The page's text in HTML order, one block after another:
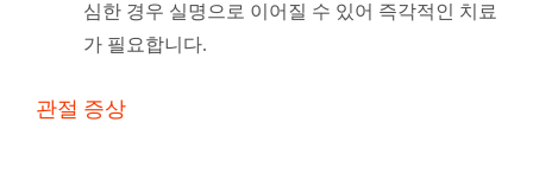
심한 경우 실명으로 이어질 수 있어 즉각적인 치료
가 필요합니다.
관절 증상